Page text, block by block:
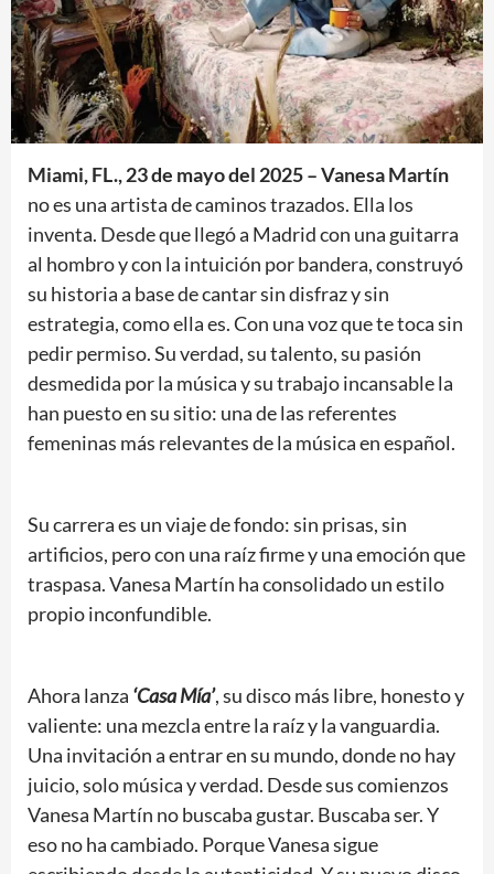
Miami, FL., 23 de mayo del 2025 – Vanesa Martín
no es una artista de caminos trazados. Ella los
inventa. Desde que llegó a Madrid con una guitarra
al hombro y con la intuición por bandera, construyó
su historia a base de cantar sin disfraz y sin
estrategia, como ella es. Con una voz que te toca sin
pedir permiso. Su verdad, su talento, su pasión
desmedida por la música y su trabajo incansable la
han puesto en su sitio: una de las referentes
femeninas más relevantes de la música en español.
Su carrera es un viaje de fondo: sin prisas, sin
artificios, pero con una raíz firme y una emoción que
traspasa. Vanesa Martín ha consolidado un estilo
propio inconfundible.
Ahora lanza ‘Casa Mía’, su disco más libre, honesto y
valiente: una mezcla entre la raíz y la vanguardia.
Una invitación a entrar en su mundo, donde no hay
juicio, solo música y verdad. Desde sus comienzos
Vanesa Martín no buscaba gustar. Buscaba ser. Y
eso no ha cambiado. Porque Vanesa sigue